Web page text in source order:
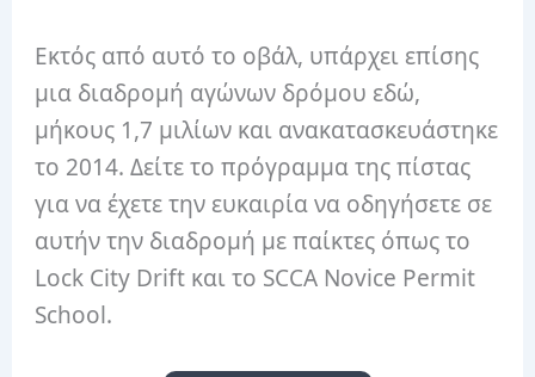
Εκτός από αυτό το οβάλ, υπάρχει επίσης
μια διαδρομή αγώνων δρόμου εδώ,
μήκους 1,7 μιλίων και ανακατασκευάστηκε
το 2014. Δείτε το πρόγραμμα της πίστας
για να έχετε την ευκαιρία να οδηγήσετε σε
αυτήν την διαδρομή με παίκτες όπως το
Lock City Drift και το SCCA Novice Permit
School.